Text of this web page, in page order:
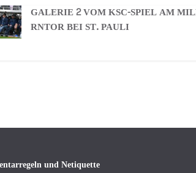
GALERIE 2 VOM KSC-SPIEL AM
RNTOR BEI ST. PAULI
und Netiquette